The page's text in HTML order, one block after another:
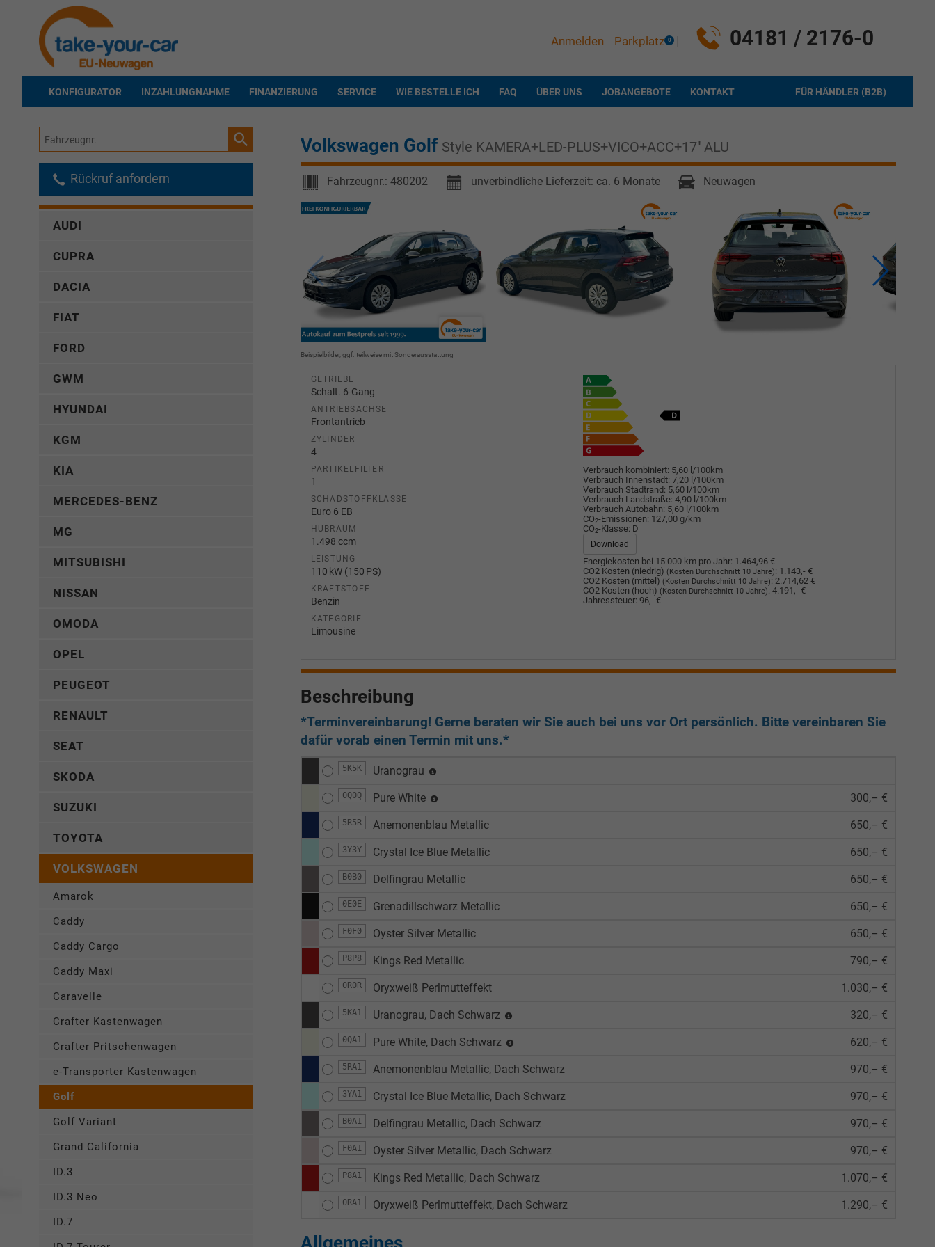
04181 / 2176-0
Anmelden Parkplatz 0
KONFIGURATOR INZAHLUNGNAHME FINANZIERUNG SERVICE WIE BESTELLE ICH FAQ ÜBER UNS JOBANGEBOTE FÜR HÄNDLER (B2B)
KONTAKT
Volkswagen Golf Style KAMERA+LED-PLUS+VICO+ACC+17'' ALU
Fahrzeugnr.: 480202 unverbindliche Lieferzeit: ca. 6 Monate Neuwagen
Beispielbilder, ggf. teilweise mit Sonderausstattung
GETRIEBE
Schalt. 6-Gang
ANTRIEBSACHSE
Frontantrieb
ZYLINDER
4
PARTIKELFILTER
1
SCHADSTOFFKLASSE
Euro 6 EB
HUBRAUM
1.498 ccm
LEISTUNG
110 kW (150 PS)
KRAFTSTOFF
Benzin
KATEGORIE
Limousine
Verbrauch kombiniert: 5,60 l/100km
Verbrauch Innenstadt: 7,20 l/100km
Verbrauch Stadtrand: 5,60 l/100km
Verbrauch Landstraße: 4,90 l/100km
Verbrauch Autobahn: 5,60 l/100km
CO2-Emissionen: 127,00 g/km
CO2-Klasse: D
Download
Energiekosten bei 15.000 km pro Jahr: 1.464,96 €
CO2 Kosten (niedrig) (Kosten Durchschnitt 10 Jahre): 1.143,- €
CO2 Kosten (mittel) (Kosten Durchschnitt 10 Jahre): 2.714,62 €
CO2 Kosten (hoch) (Kosten Durchschnitt 10 Jahre): 4.191,- €
Jahressteuer: 96,- €
Beschreibung
*Terminvereinbarung! Gerne beraten wir Sie auch bei uns vor Ort persönlich. Bitte vereinbaren Sie
dafür vorab einen Termin mit uns.*
5K5K Uranograu
0Q0Q Pure White 300,– €
5R5R Anemonenblau Metallic 650,– €
3Y3Y Crystal Ice Blue Metallic 650,– €
B0B0 Delfingrau Metallic 650,– €
0E0E Grenadillschwarz Metallic 650,– €
F0F0 Oyster Silver Metallic 650,– €
P8P8 Kings Red Metallic 790,– €
0R0R Oryxweiß Perlmutteffekt 1.030,– €
5KA1 Uranograu, Dach Schwarz 320,– €
0QA1 Pure White, Dach Schwarz 620,– €
5RA1 Anemonenblau Metallic, Dach Schwarz 970,– €
3YA1 Crystal Ice Blue Metallic, Dach Schwarz 970,– €
B0A1 Delfingrau Metallic, Dach Schwarz 970,– €
F0A1 Oyster Silver Metallic, Dach Schwarz 970,– €
P8A1 Kings Red Metallic, Dach Schwarz 1.070,– €
0RA1 Oryxweiß Perlmutteffekt, Dach Schwarz 1.290,– €
Fahrzeugnr.
Rückruf anfordern
AUDI
CUPRA
DACIA
FIAT
FORD
GWM
HYUNDAI
KGM
KIA
MERCEDES-BENZ
MG
MITSUBISHI
NISSAN
OMODA
OPEL
PEUGEOT
RENAULT
SEAT
SKODA
SUZUKI
TOYOTA
VOLKSWAGEN
Amarok
Caddy
Caddy Cargo
Caddy Maxi
Caravelle
Crafter Kastenwagen
Crafter Pritschenwagen
e-Transporter Kastenwagen
Golf
Golf Variant
Grand California
ID.3
ID.3 Neo
ID.7